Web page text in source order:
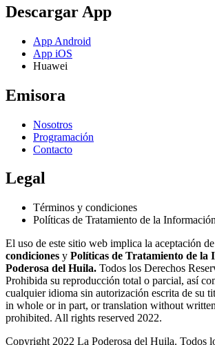
Descargar App
App Android
App iOS
Huawei
Emisora
Nosotros
Programación
Contacto
Legal
Términos y condiciones
Políticas de Tratamiento de la Información
El uso de este sitio web implica la aceptación
condiciones y Políticas de Tratamiento de la
Poderosa del Huila. Todos los Derechos
Prohibida su reproducción total o parcial, así
cualquier idioma sin autorización escrita de su
in whole or in part, or translation without
prohibited. All rights reserved 2022.
Copyright 2022 La Poderosa del Huila. Todos